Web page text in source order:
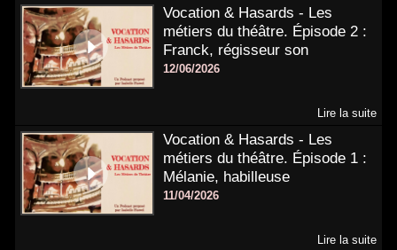
Vocation & Hasards - Les
métiers du théâtre. Épisode 2 :
Franck, régisseur son
12/06/2026
Lire la suite
Vocation & Hasards - Les
métiers du théâtre. Épisode 1 :
Mélanie, habilleuse
11/04/2026
Lire la suite